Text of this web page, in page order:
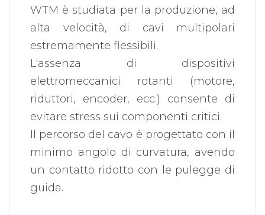
WTM è studiata per la produzione, ad
alta velocità, di cavi multipolari
estremamente flessibili.
L'assenza di dispositivi
elettromeccanici rotanti (motore,
riduttori, encoder, ecc.) consente di
evitare stress sui componenti critici.
Il percorso del cavo è progettato con il
minimo angolo di curvatura, avendo
un contatto ridotto con le pulegge di
guida.